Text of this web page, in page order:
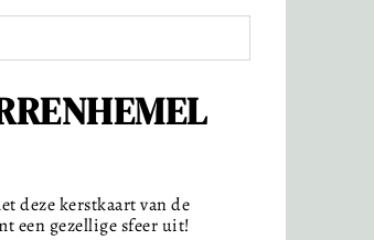
deze kerstkaart van de
een gezellige sfeer uit!